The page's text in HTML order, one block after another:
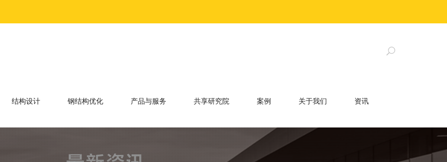
结构设计 钢结构优化 产品与服务 共享研究院 案例 关于我们 资讯